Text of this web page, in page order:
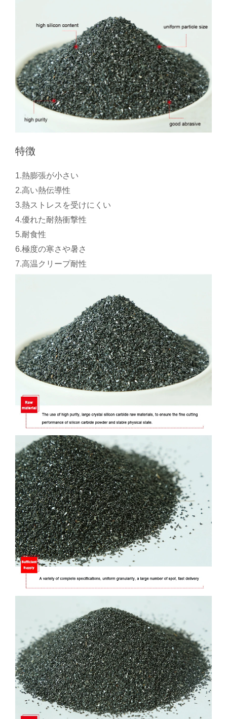
特徴
1.熱膨張が小さい
2.高い熱伝導性
3.熱ストレスを受けにくい
4.優れた耐熱衝撃性
5.耐食性
6.極度の寒さや暑さ
7.高温クリープ耐性